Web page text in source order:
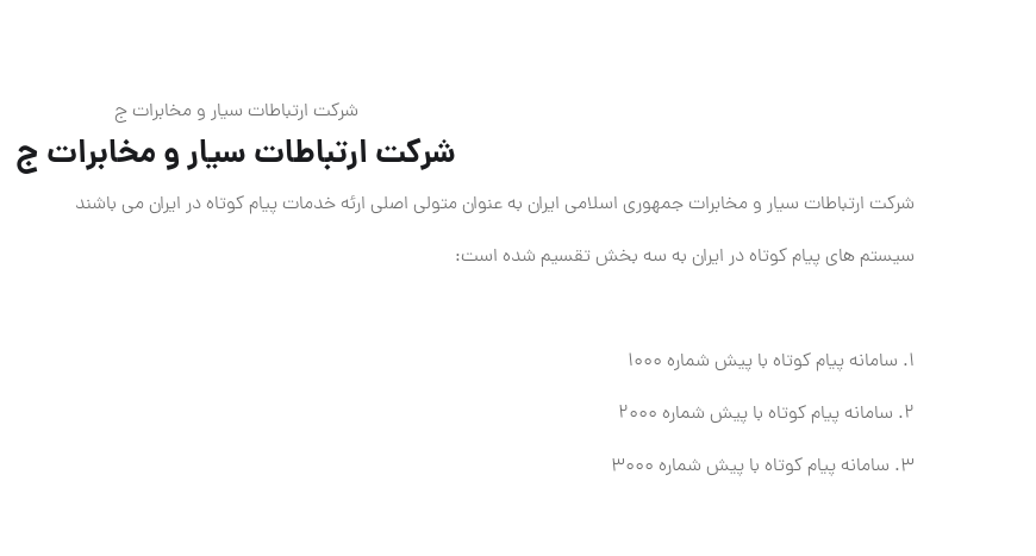
شرکت ارتباطات سیار و مخابرات ج
شرکت ارتباطات سیار و مخابرات ج
شرکت ارتباطات سیار و مخابرات جمهوری اسلامی ایران به عنوان متولی اصلی ارئه خدمات پیام کوتاه در ایران می باشند
سیستم های پیام کوتاه در ایران به سه بخش تقسیم شده است:
1. سامانه پیام کوتاه با پیش شماره 1000
2. سامانه پیام کوتاه با پیش شماره 2000
3. سامانه پیام کوتاه با پیش شماره 3000